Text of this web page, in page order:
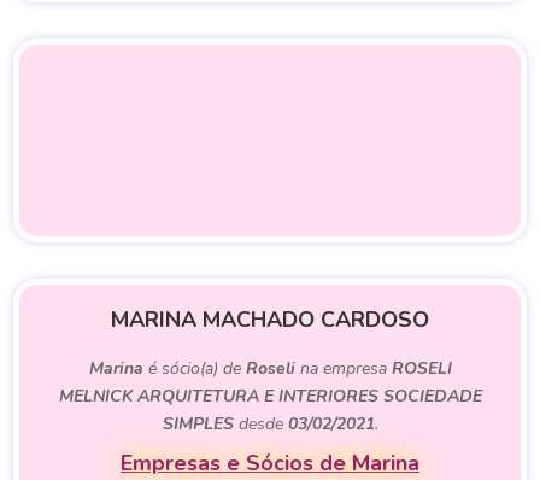
MARINA MACHADO CARDOSO
Marina é sócio(a) de Roselina empresa ROSELI
MELNICK ARQUITETURA E INTERIORES SOCIEDADE
SIMPLESdesde 03/02/2021.
Empresas e Sócios de Marina